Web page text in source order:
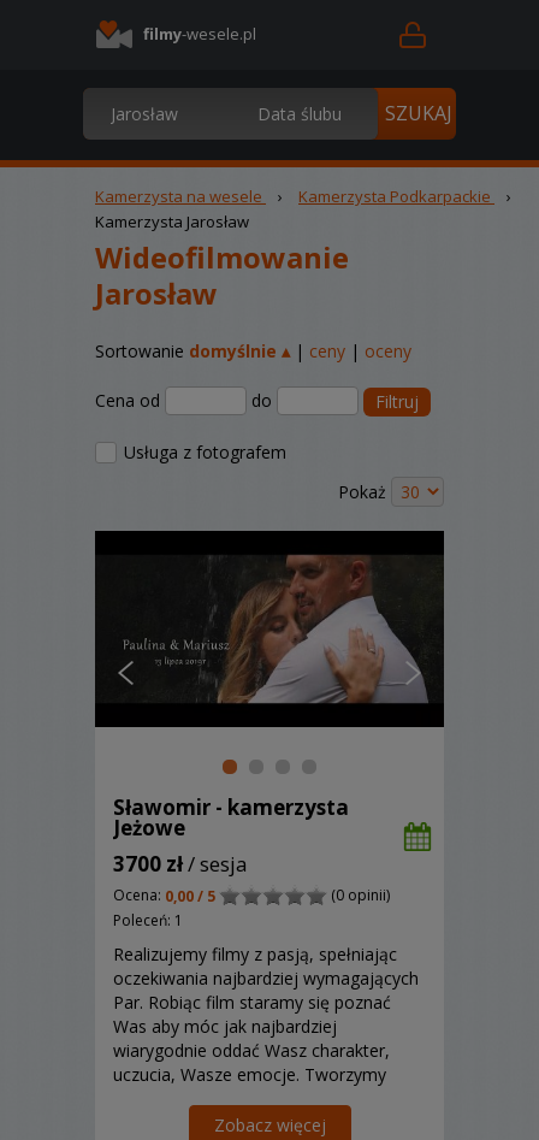
filmy-wesele.pl
Kamerzysta na wesele › Kamerzysta Podkarpackie
›
Kamerzysta Jarosław
Wideofilmowanie
Jarosław
Sortowanie domyślnie ▴| ceny | oceny
Cena od do Filtruj
Usługa z fotografem
Pokaż
Sławomir - kamerzysta
Jeżowe
3700 zł/ sesja
Ocena: 0,00 / 5
(0 opinii)
Poleceń: 1
Realizujemy filmy z pasją, spełniając
oczekiwania najbardziej wymagających
Par. Robiąc film staramy się poznać
Was aby móc jak najbardziej
wiarygodnie oddać Wasz charakter,
uczucia, Wasze emocje. Tworzymy
Zobacz więcej